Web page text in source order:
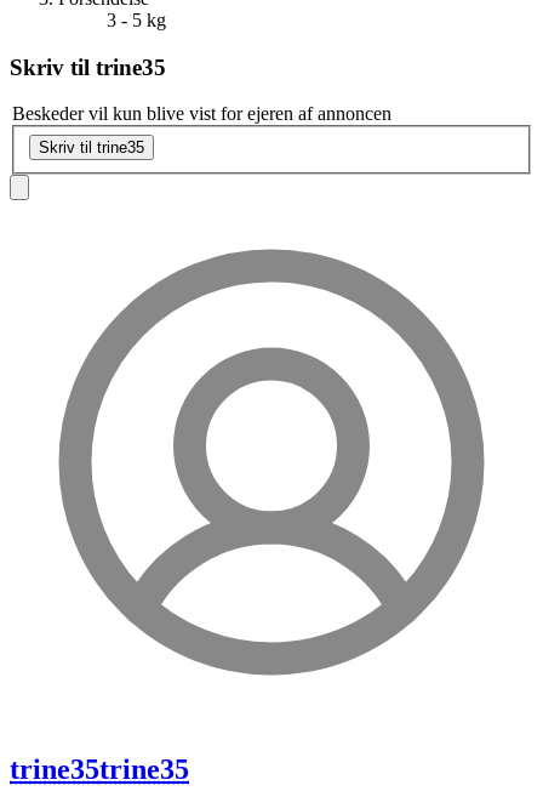
3 - 5 kg
Skriv til trine35
Beskeder vil kun blive vist for ejeren af annoncen
Skriv til trine35
trine35trine35